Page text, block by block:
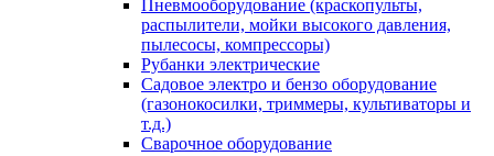
Пневмооборудование (краскопульты,
распылители, мойки высокого давления,
пылесосы, компрессоры)
Рубанки электрические
Садовое электро и бензо оборудование
(газонокосилки, триммеры, культиваторы и
т.д.)
Сварочное оборудование